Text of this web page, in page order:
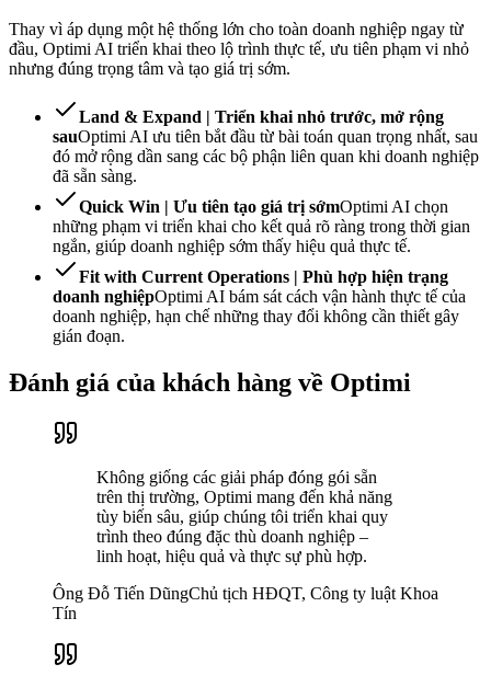
Thay vì áp dụng một hệ thống lớn cho toàn doanh nghiệp ngay từ
đầu, Optimi AI triển khai theo lộ trình thực tế, ưu tiên phạm vi nhỏ
nhưng đúng trọng tâm và tạo giá trị sớm.
Land & Expand | Triển khai nhỏ trước, mở rộng
sauOptimi AI ưu tiên bắt đầu từ bài toán quan trọng nhất, sau
đó mở rộng dần sang các bộ phận liên quan khi doanh nghiệp
đã sẵn sàng.
Quick Win | Ưu tiên tạo giá trị sớmOptimi AI chọn
những phạm vi triển khai cho kết quả rõ ràng trong thời gian
ngắn, giúp doanh nghiệp sớm thấy hiệu quả thực tế.
Fit with Current Operations | Phù hợp hiện trạng
doanh nghiệpOptimi AI bám sát cách vận hành thực tế của
doanh nghiệp, hạn chế những thay đổi không cần thiết gây
gián đoạn.
Đánh giá của khách hàng về Optimi
Không giống các giải pháp đóng gói sẵn
trên thị trường, Optimi mang đến khả năng
tùy biến sâu, giúp chúng tôi triển khai quy
trình theo đúng đặc thù doanh nghiệp –
linh hoạt, hiệu quả và thực sự phù hợp.
Ông Đỗ Tiến DũngChủ tịch HĐQT, Công ty luật Khoa
Tín